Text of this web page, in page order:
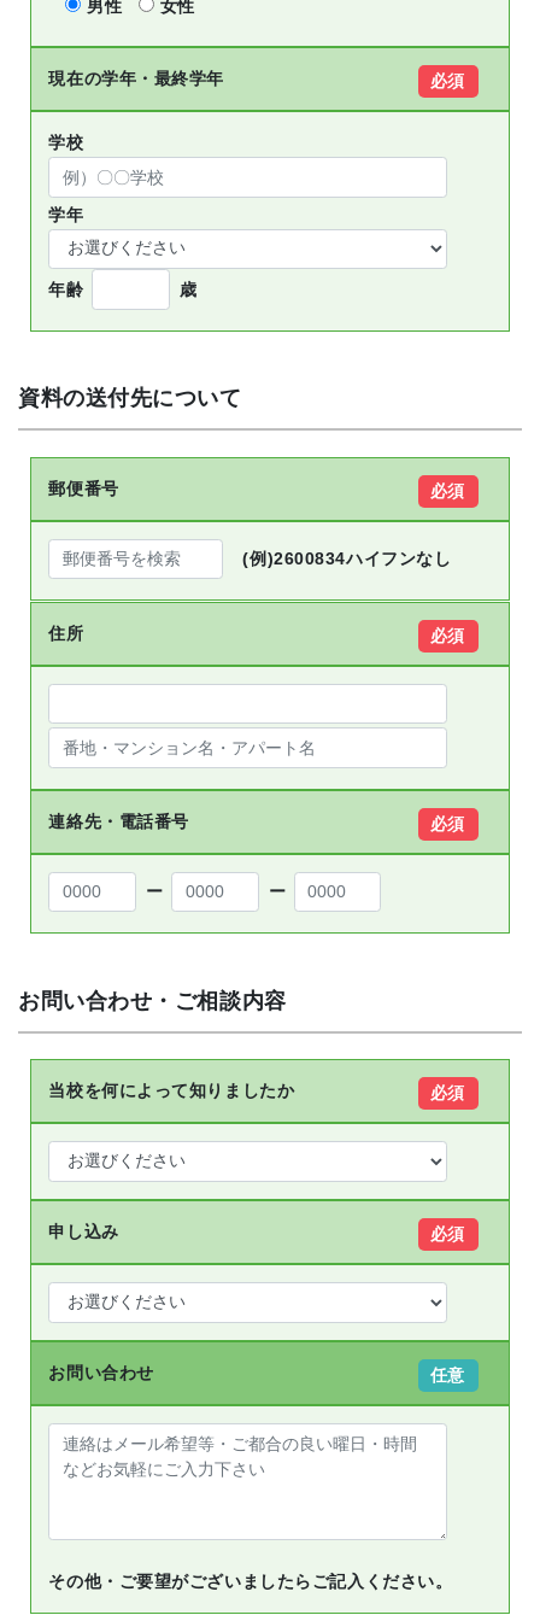
男性 女性
現在の学年・最終学年 必須
学校
学年
年齢 歳
資料の送付先について
郵便番号 必須
(例)2600834ハイフンなし
住所 必須
連絡先・電話番号 必須
ー ー
お問い合わせ・ご相談内容
当校を何によって知りましたか 必須
申し込み 必須
お問い合わせ 任意
その他・ご要望がございましたらご記入ください。